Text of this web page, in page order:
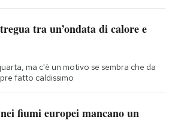
tra un’ondata di calore e
ma c'è un motivo se sembra che da
fatto caldissimo
fiumi europei mancano un